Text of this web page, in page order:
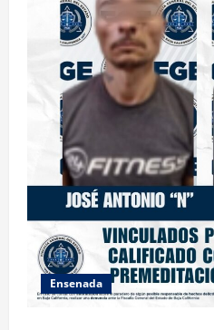
Ensenada